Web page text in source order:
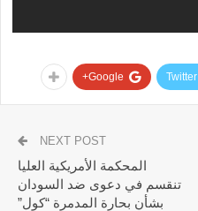
Twitter
Google+
NEXT POST
المحكمة الأمريكية العليا
تنقسم في دعوى ضد السودان
بشأن بحارة المدمرة “كول”